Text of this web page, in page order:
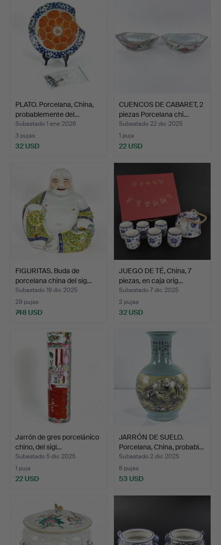
PLATO. Porcelana, China,
probablemente del…
Subastado 1 ene 2026
3 pujas
32 USD
CUENCOS DE CABARET, 2
piezas Porcelana chi…
Subastado 22 dic 2025
1 puja
22 USD
FIGURITAS. Buda de
porcelana china del sig…
Subastado 19 dic 2025
29 pujas
748 USD
JUEGO DE TÉ, China, 7
piezas, en caja orig…
Subastado 7 dic 2025
2 pujas
32 USD
Jarrón de gres porcelánico
chino, del sigl…
Subastado 5 dic 2025
1 puja
22 USD
JARRÓN DE SUELO.
Porcelana, China, probabl…
Subastado 2 dic 2025
6 pujas
53 USD